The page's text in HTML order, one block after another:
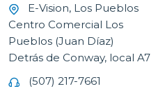
E-Vision, Los Pueblos
Centro Comercial Los
Pueblos (Juan Díaz)
Detrás de Conway, local A7
(507) 217-7661